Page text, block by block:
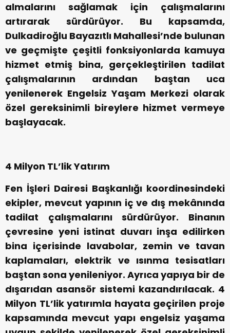
almalarını sağlamak için çalışmalarını
artırarak sürdürüyor. Bu kapsamda,
Dulkadiroğlu Bayazıtlı Mahallesi’nde bulunan
ve geçmişte çeşitli fonksiyonlarda kamuya
hizmet etmiş bina, gerçekleştirilen tadilat
çalışmalarının ardından baştan uca
yenilenerek Engelsiz Yaşam Merkezi olarak
özel gereksinimli bireylere hizmet vermeye
başlayacak.
4 Milyon TL’lik Yatırım
Fen İşleri Dairesi Başkanlığı koordinesindeki
ekipler, mevcut yapının iç ve dış mekânında
tadilat çalışmalarını sürdürüyor. Binanın
çevresine yeni istinat duvarı inşa edilirken
bina içerisinde lavabolar, zemin ve tavan
kaplamaları, elektrik ve ısınma tesisatları
baştan sona yenileniyor. Ayrıca yapıya bir de
dışarıdan asansör sistemi kazandırılacak. 4
Milyon TL’lik yatırımla hayata geçirilen proje
kapsamında mevcut yapı engelsiz yaşama